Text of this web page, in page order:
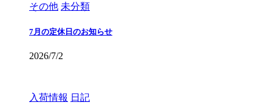
その他 未分類
7月の定休日のお知らせ
2026/7/2
入荷情報 日記